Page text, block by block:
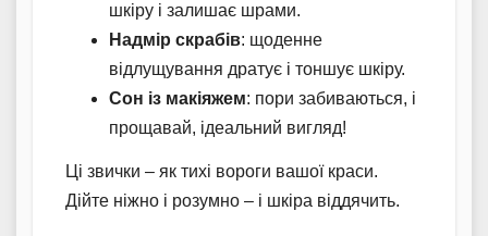
шкіру і залишає шрами.
Надмір скрабів: щоденне
відлущування дратує і тоншує шкіру.
Сон із макіяжем: пори забиваються, і
прощавай, ідеальний вигляд!
Ці звички – як тихі вороги вашої краси.
Дійте ніжно і розумно – і шкіра віддячить.